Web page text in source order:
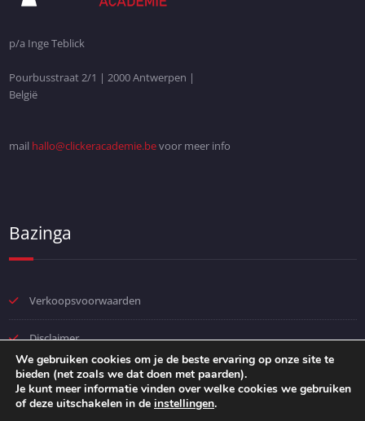
p/a Inge Teblick
Pourbusstraat 2/1 | 2000 Antwerpen |
België
mail hallo@clickeracademie.bevoor meer info
Bazinga
Verkoopsvoorwaarden
Disclaimer
Privacybeleid
We gebruiken cookies om je de beste ervaring op onze site te
bieden (net zoals we dat doen met paarden).
Je kunt meer informatie vinden over welke cookies we gebruiken
of deze uitschakelen in de instellingen.